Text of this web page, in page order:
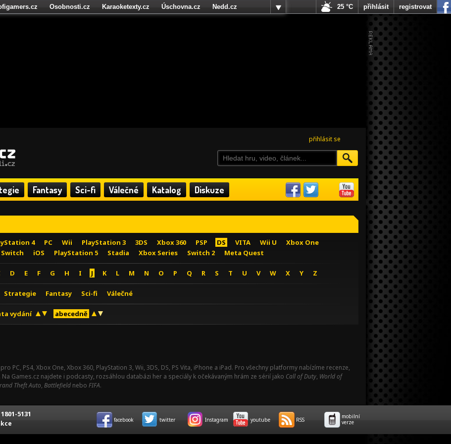
přihlásit se
Fantasy Sci-fi Válečné Katalog Diskuze
4 PC Wii PlayStation 3 3DS Xbox 360 PSP DS VITA Wii U
Xbox One
Switch iOS PlayStation 5 Stadia Xbox Series Switch 2 Meta Quest
D E F G H I J K L M N O P Q R S T U V W X Y Z
Strategie Fantasy Sci-fi Válečné
vydání abecedně
pro PC, PS4, Xbox One, Xbox 360, PlayStation 3, Wii, 3DS, DS, PS Vita, iPhone a iPad. Pro všechny platformy nabízíme recenze,
Games.cz najdete i podcasty, rozsáhlou databázi her a speciály k očekávaným hrám ze sérií jako Call of Duty, World of
Theft Auto, Battlefield nebo FIFA.
Osobnosti.cz Karaoketexty.cz Úschovna.cz
Nedd.cz
25 °C přihlásit registrovat
5131
facebook twitter Instagram youtube RSS
mobilní
verze